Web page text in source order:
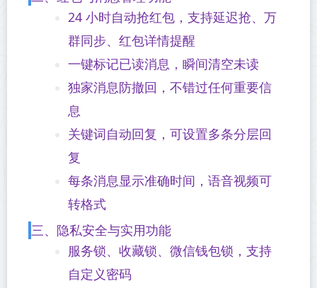
24 小时自动抢红包，支持延迟抢、万
群同步、红包详情提醒
一键标记已读消息，瞬间清空未读
独家消息防撤回，不错过任何重要信
息
关键词自动回复，可设置多条分层回
复
每条消息显示准确时间，语音视频可
转格式
三、隐私安全与实用功能
服务锁、收藏锁、微信钱包锁，支持
自定义密码